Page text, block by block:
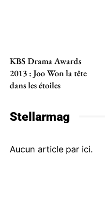
KBS Drama Awards
2013 : Joo Won la tête
dans les étoiles
Stellarmag